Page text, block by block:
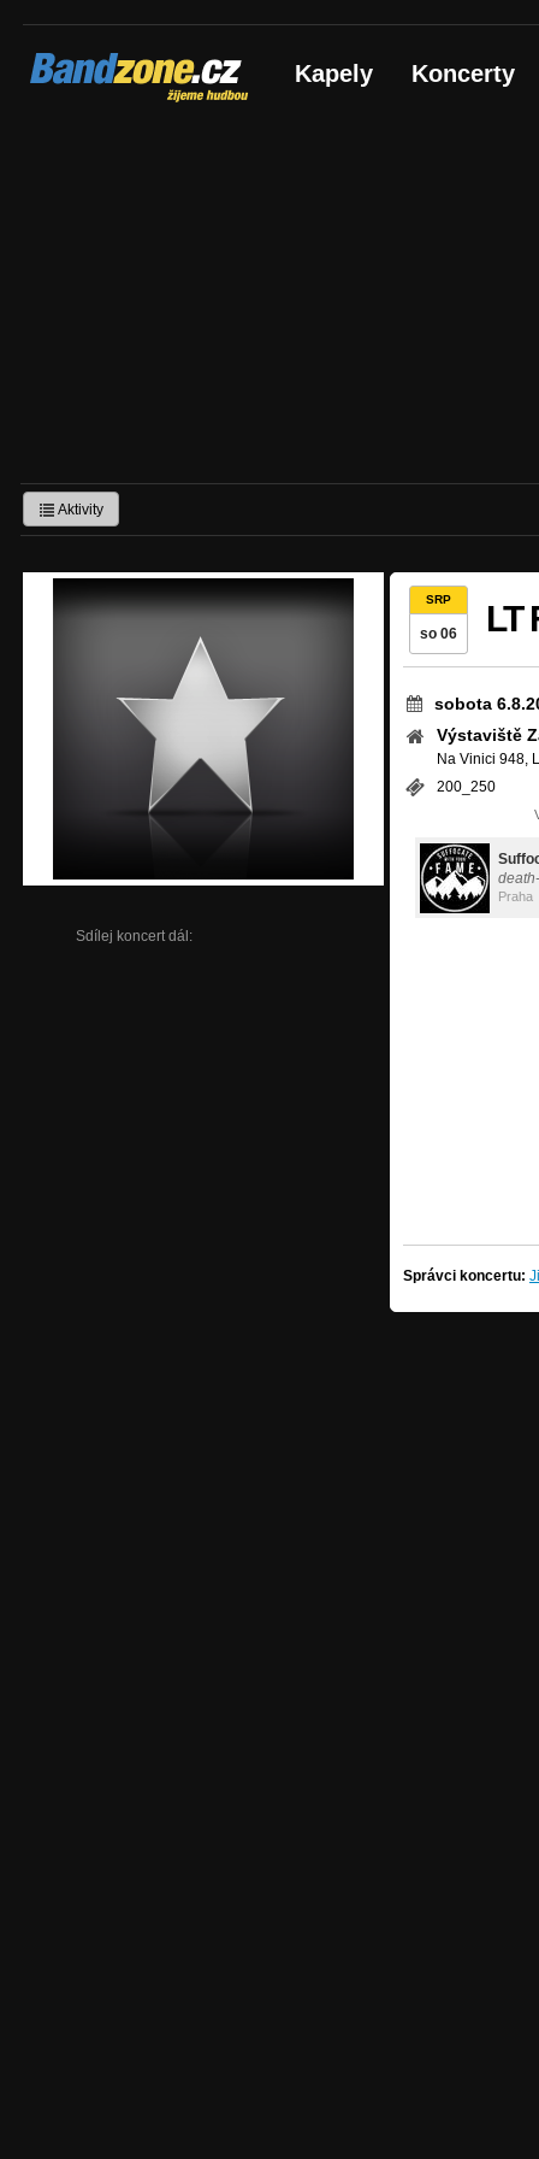
Bandzone.cz
žijeme hudbou Kapely Koncerty
Aktivity
Sdílej koncert dál:
SRP
so 06 LT
sobota
Výstaviště
Na Vinici 948,
200_250
Praha
Správci koncertu: